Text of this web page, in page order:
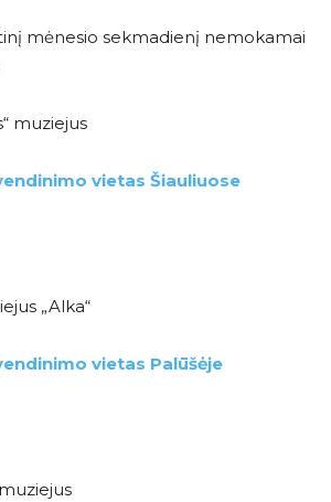
mėnesio sekmadienį nemokamai
muziejus
vietas Šiauliuose
„Alka“
vietas Palūšėje